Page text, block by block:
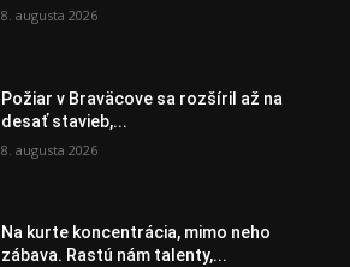
8. augusta 2026
Požiar v Braväcove sa rozšíril až na
desať stavieb,...
8. augusta 2026
Na kurte koncentrácia, mimo neho
zábava. Rastú nám talenty,...